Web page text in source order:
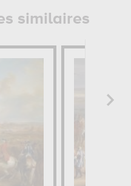
similaires